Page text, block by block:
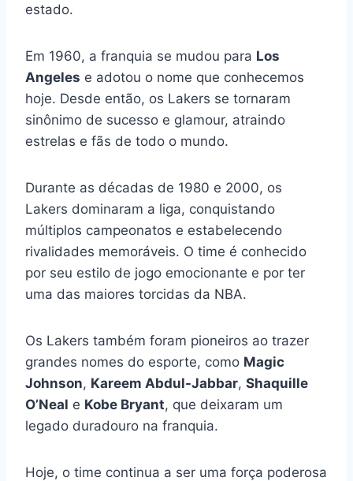
estado.
Em 1960, a franquia se mudou para Los
Angeles e adotou o nome que conhecemos
hoje. Desde então, os Lakers se tornaram
sinônimo de sucesso e glamour, atraindo
estrelas e fãs de todo o mundo.
Durante as décadas de 1980 e 2000, os
Lakers dominaram a liga, conquistando
múltiplos campeonatos e estabelecendo
rivalidades memoráveis. O time é conhecido
por seu estilo de jogo emocionante e por ter
uma das maiores torcidas da NBA.
Os Lakers também foram pioneiros ao trazer
grandes nomes do esporte, como Magic
Johnson, Kareem Abdul-Jabbar, Shaquille
O’Neal e Kobe Bryant, que deixaram um
legado duradouro na franquia.
Hoje, o time continua a ser uma força poderosa